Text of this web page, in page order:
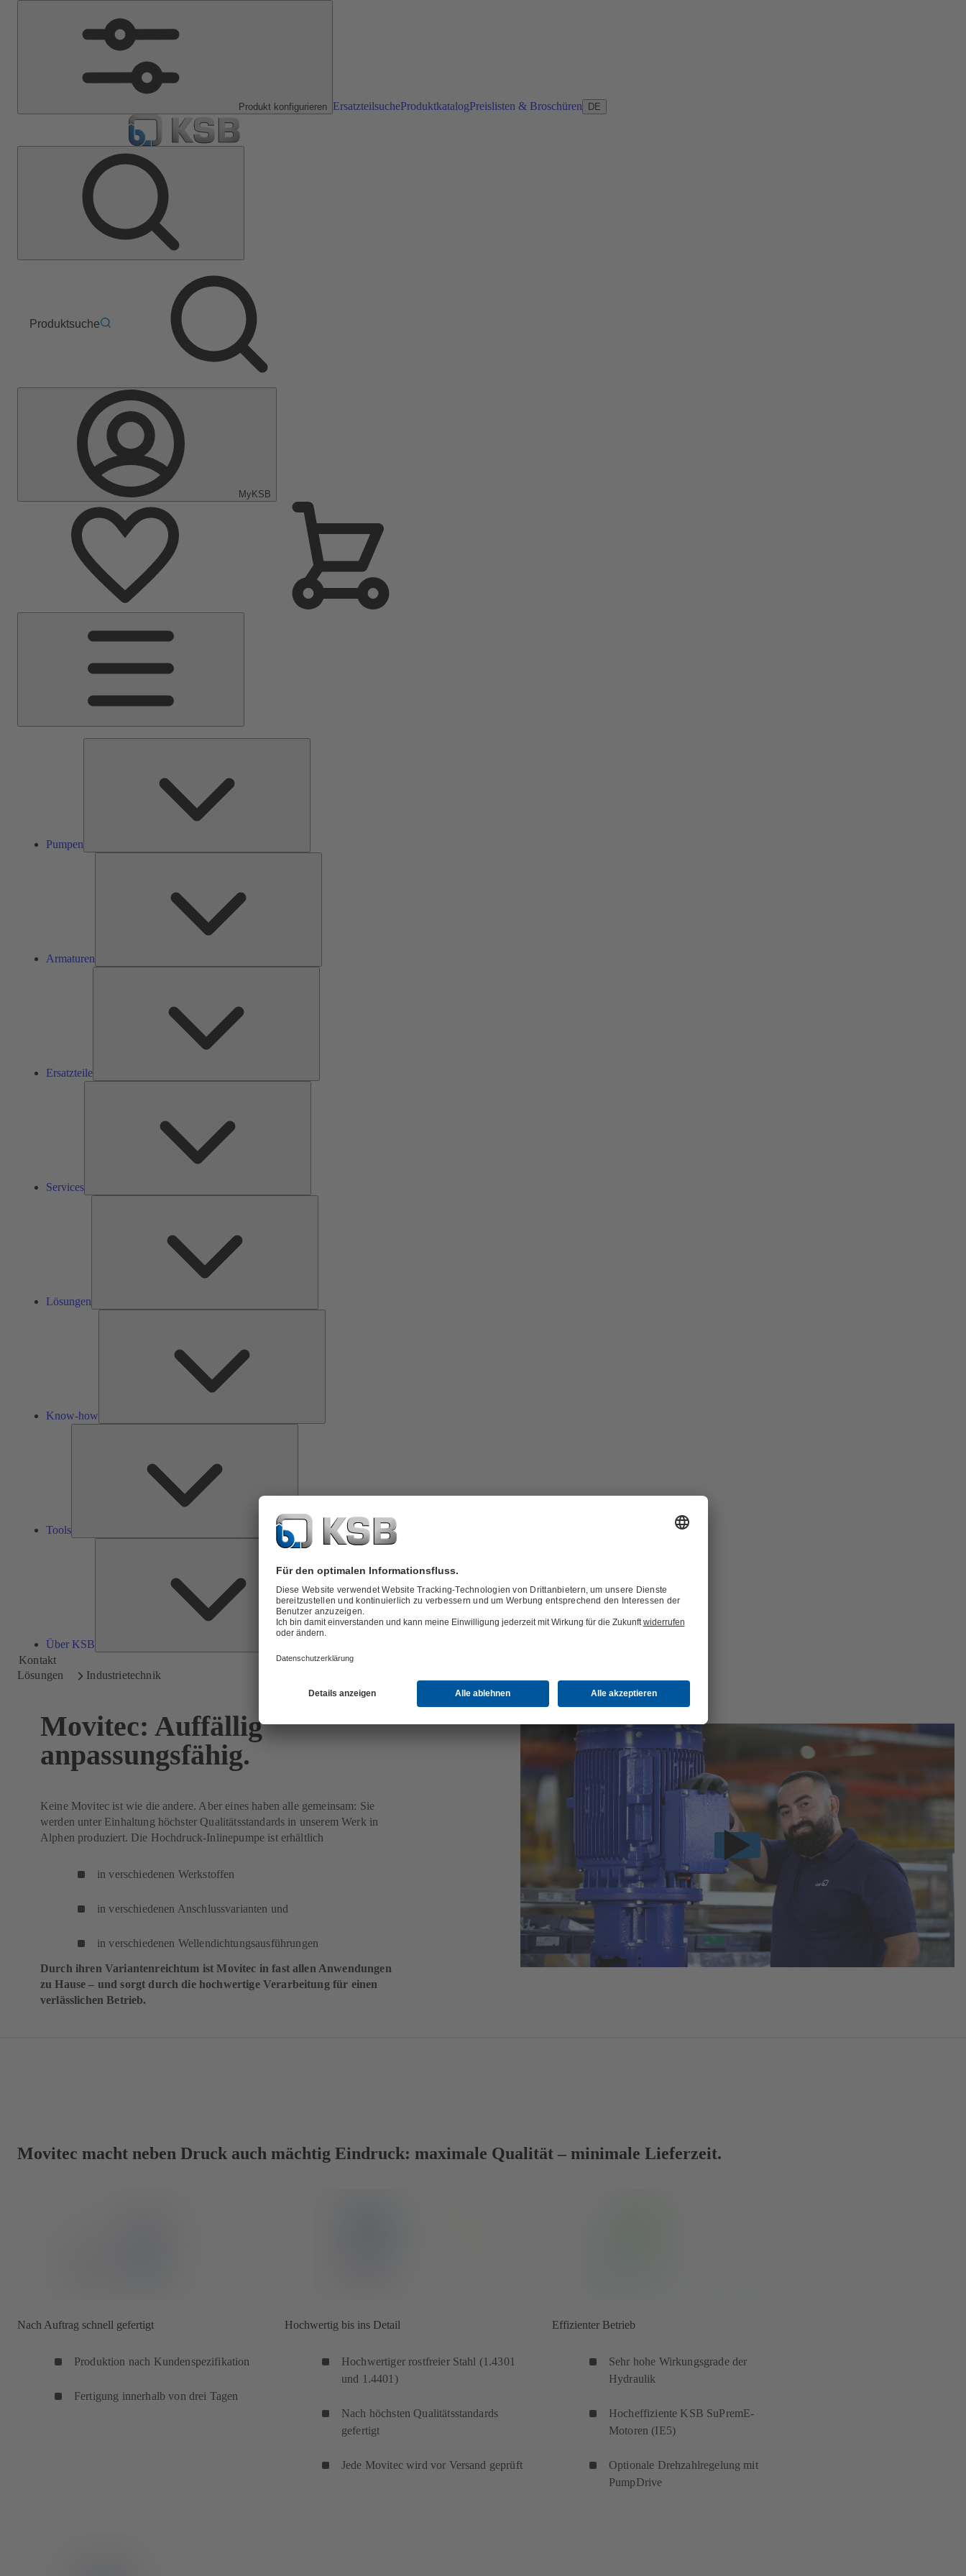
Produkt konfigurieren ErsatzteilsucheProduktkatalogPreislisten & Broschüren DE
Produktsuche
MyKSB
Pumpen
Armaturen
Ersatzteile
Services
Lösungen
Know-how
Tools
Über KSB
Über
Kontakt
Lösungen
Industrietechnik
Movitec: Auffällig
anpassungsfähig.
Keine Movitec ist wie die andere. Aber eines haben alle gemeinsam: Sie
werden unter Einhaltung höchster Qualitätsstandards in unserem Werk in
Alphen produziert. Die Hochdruck-Inlinepumpe ist erhältlich
in verschiedenen Werkstoffen
in verschiedenen Anschlussvarianten und
in verschiedenen Wellendichtungsausführungen
Durch ihren Variantenreichtum ist Movitec in fast allen Anwendungen
zu Hause – und sorgt durch die hochwertige Verarbeitung für einen
verlässlichen Betrieb.
Movitec macht neben Druck auch mächtig Eindruck: maximale Qualität – minimale Lieferzeit.
Nach Auftrag schnell gefertigt
Produktion nach Kundenspezifikation
Fertigung innerhalb von drei Tagen
Hochwertig bis ins Detail
Hochwertiger rostfreier Stahl (1.4301
und 1.4401)
Nach höchsten Qualitätsstandards
gefertigt
Jede Movitec wird vor Versand geprüft
Effizienter Betrieb
Sehr hohe Wirkungsgrade der
Hydraulik
Hocheffiziente KSB SuPremE-
Motoren (IE5)
Optionale Drehzahlregelung mit
PumpDrive